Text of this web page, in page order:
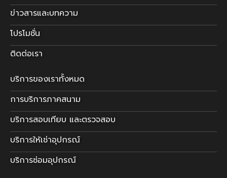
ข่าวสารและบทความ
โปรโมชั่น
ติดต่อเรา
บริการของเราทั้งหมด
การบริการภาคสนาม
บริการสอบเทียบ และตรวจสอบ
บริการให้เช่าอุปกรณ์
บริการซ่อมอุปกรณ์